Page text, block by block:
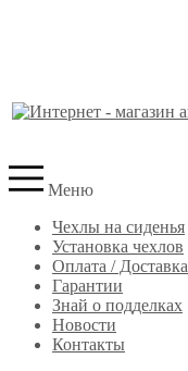
Меню
Чехлы на сиденья
Установка чехлов
Оплата / Доставка
Гарантии
Знай о подделках
Новости
Контакты